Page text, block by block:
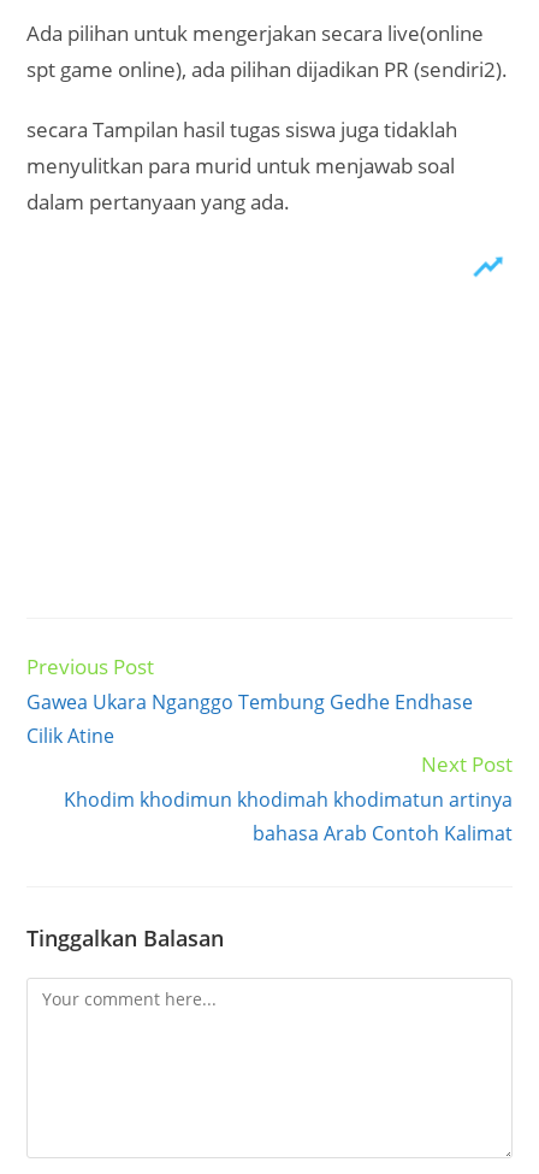
Ada pilihan untuk mengerjakan secara live(online
spt game online), ada pilihan dijadikan PR (sendiri2).
secara Tampilan hasil tugas siswa juga tidaklah
menyulitkan para murid untuk menjawab soal
dalam pertanyaan yang ada.
Read
articles
Previous Post
Gawea Ukara Nganggo Tembung Gedhe Endhase
Cilik Atine
Next Post
Khodim khodimun khodimah khodimatun artinya
bahasa Arab Contoh Kalimat
Tinggalkan Balasan
Comment